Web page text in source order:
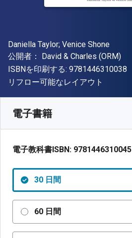
著者
Daniella Taylor; Venice Shone
出版社
公開者： David & Charles (ORM)
ISBNを印刷する: 9781446310038
形式
リフロー可能なレイアウト
電子書籍
電子教科書ISBN: 9781446310045
30 日間
60 日間